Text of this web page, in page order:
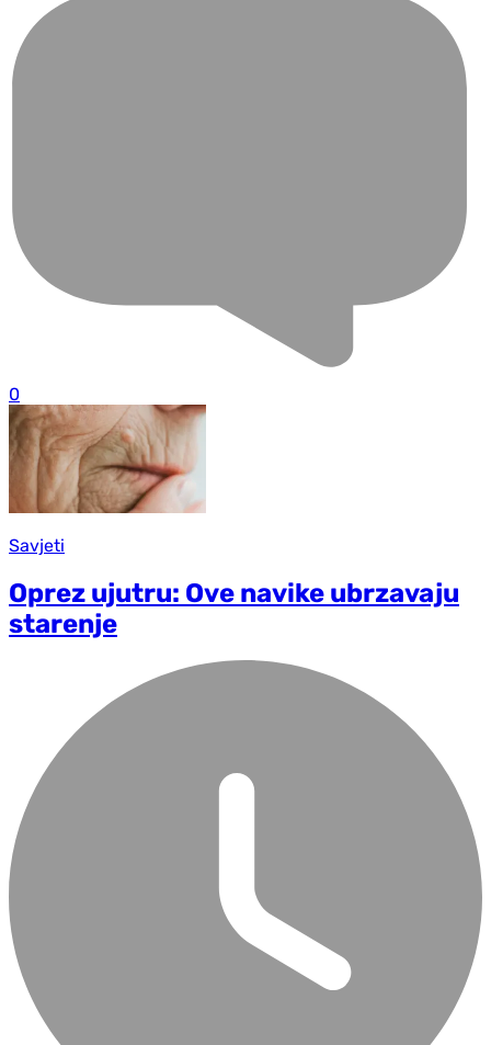
0
Savjeti
Oprez ujutru: Ove navike ubrzavaju
starenje